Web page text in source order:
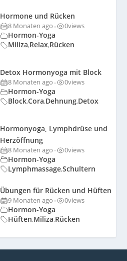
Hormone und Rücken
8 Monaten ago • 0views
Hormon-Yoga
Miliza,Relax,Rücken
Detox Hormonyoga mit Block
8 Monaten ago • 0views
Hormon-Yoga
Block,Cora,Dehnung,Detox
Hormonyoga, Lymphdrüse und
Herzöffnung
8 Monaten ago • 0views
Hormon-Yoga
Lymphmassage,Schultern
Übungen für Rücken und Hüften
9 Monaten ago • 0views
Hormon-Yoga
Hüften,Miliza,Rücken